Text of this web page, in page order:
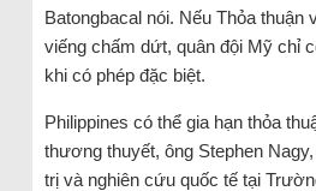
Batongbacal nói. Nếu Thỏa thuận
viếng chấm dứt, quân đội Mỹ chỉ
khi có phép đặc biệt.
Philippines có thể gia hạn thỏa
thương thuyết, ông Stephen
trị và nghiên cứu quốc tế tại